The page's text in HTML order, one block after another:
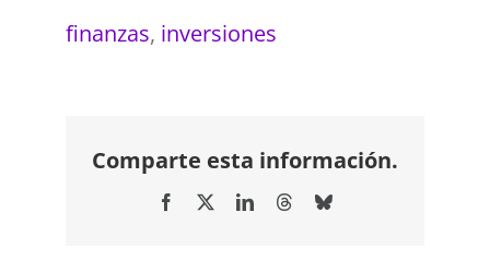
finanzas, inversiones
Comparte esta información.
Facebook LinkedInThreadsBluesky